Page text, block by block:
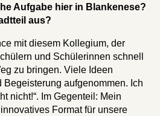
Aufgabe hier in Blankenese?
aus?
mit diesem Kollegium, der
und Schülerinnen schnell
zu bringen. Viele Ideen
Begeisterung aufgenommen. Ich
nicht!“. Im Gegenteil: Mein
Format für unsere